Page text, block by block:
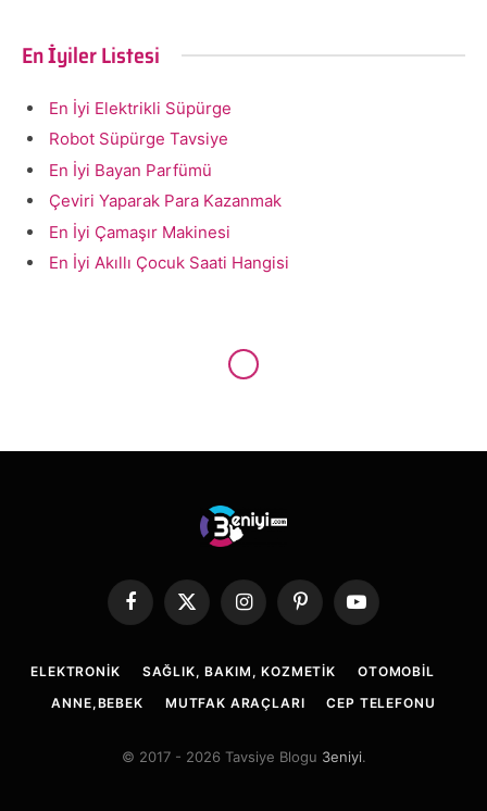
En İyiler Listesi
En İyi Elektrikli Süpürge
Robot Süpürge Tavsiye
En İyi Bayan Parfümü
Çeviri Yaparak Para Kazanmak
En İyi Çamaşır Makinesi
En İyi Akıllı Çocuk Saati Hangisi
Tansiyon Çeşitleri
Ocak 9, 2020 Updated:
2 Mins Read